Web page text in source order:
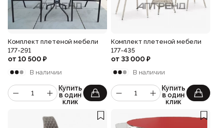
Комплект плетеной мебели
177-291
от 10 500₽
В наличии
Купить
в один
клик
Комплект плетеной мебели
177-435
от 33 000₽
В наличии
Купить
в один
клик